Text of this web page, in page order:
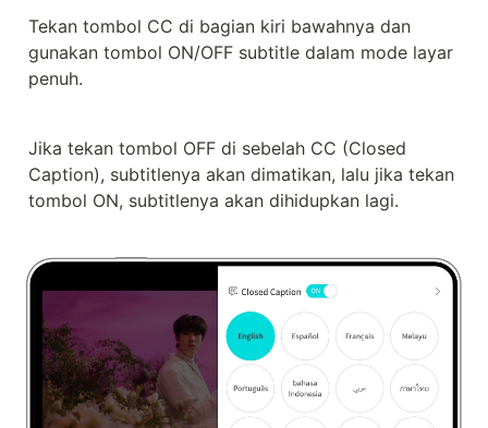
Tekan tombol CC di bagian kiri bawahnya dan
gunakan tombol ON/OFF subtitle dalam mode layar
penuh.
Jika tekan tombol OFF di sebelah CC (Closed
Caption), subtitlenya akan dimatikan, lalu jika tekan
tombol ON, subtitlenya akan dihidupkan lagi.